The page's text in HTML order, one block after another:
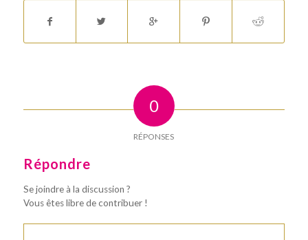
0
RÉPONSES
Répondre
Se joindre à la discussion ?
Vous êtes libre de contribuer !